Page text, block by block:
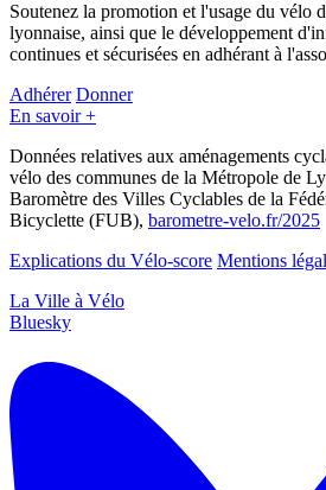
Soutenez la promotion et l'usage du vélo
lyonnaise, ainsi que le développement
continues et sécurisées en adhérant à
Adhérer Donner
En savoir +
Données relatives aux aménagements
vélo des communes de la Métropole de
Baromètre des Villes Cyclables de la
Bicyclette (FUB), barometre-velo.fr/2025
Explications du Vélo-score Mentions
La Ville à Vélo
Bluesky